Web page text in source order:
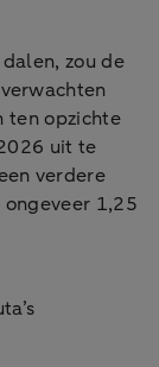
zou de
ten opzichte
uit te
verdere
1,25